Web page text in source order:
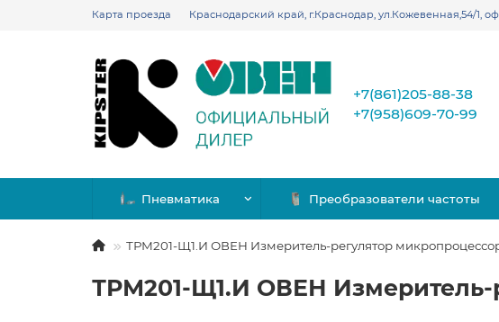
Карта проезда Краснодарский край, г.Краснодар, ул.Кожевенная,54/1,
+7(861)205-88-38
+7(958)609-70-99
Пневматика Преобразователи частоты
ТРМ201-Щ1.И ОВЕН Измеритель-регулятор
ТРМ201-Щ1.И ОВЕН Измеритель-